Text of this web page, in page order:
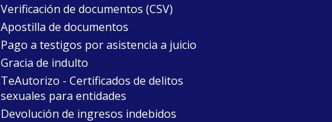
Verificación de documentos (CSV)
Apostilla de documentos
Pago a testigos por asistencia a juicio
Gracia de indulto
TeAutorizo - Certificados de delitos
sexuales para entidades
Devolución de ingresos indebidos